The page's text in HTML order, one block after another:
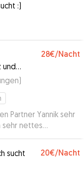
:)
und
28€/Nacht
)
Partner Yannik sehr
sehr nettes
und bei den
sofort die Erfahrung
Emmi hat sich auch
Die Kommunikation
sucht
20€/Nacht